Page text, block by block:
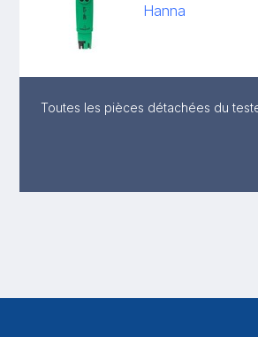
Hanna
Toutes les pièces détachées du